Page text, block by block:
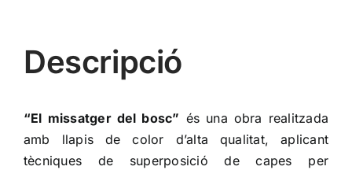
Descripció
“El missatger del bosc” és una obra realitzada
amb llapis de color d’alta qualitat, aplicant
tècniques de superposició de capes per